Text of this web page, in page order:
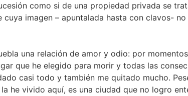
como si de una propiedad privada se
imagen – apuntalada hasta con clavos- no
una relación de amor y odio: por
que he elegido para morir y todas las
casi todo y también me quitado mucho.
he vivido aquí, es una ciudad que no logro